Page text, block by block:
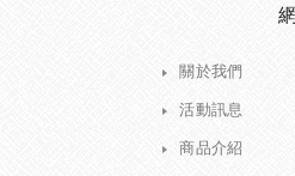
關於我們
活動訊息
商品介紹